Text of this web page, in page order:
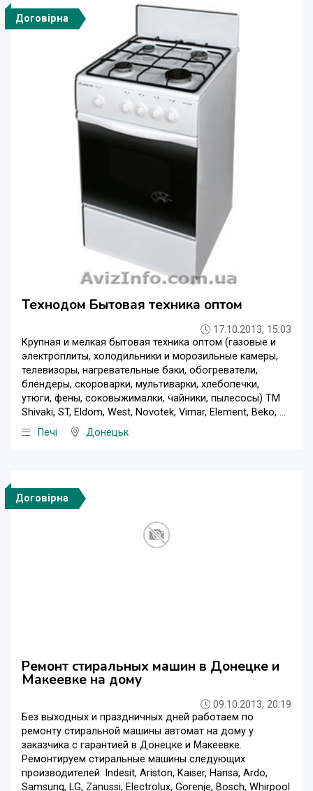
Договірна
Технодом Бытовая техника оптом
17.10.2013, 15:03
Крупная и мелкая бытовая техника оптом (газовые и
электроплиты, холодильники и морозильные камеры,
телевизоры, нагревательные баки, обогреватели,
блендеры, скороварки, мультиварки, хлебопечки,
утюги, фены, соковыжималки, чайники, пылесосы) ТМ
Shivaki, ST, Eldom, West, Novotek, Vimar, Element, Beko, ...
Печі
Донецьк
Договірна
Ремонт стиральных машин в Донецке и
Макеевке на дому
09.10.2013, 20:19
Без выходных и праздничных дней работаем по
ремонту стиральной машины автомат на дому у
заказчика с гарантией в Донецке и Макеевке.
Ремонтируем стиральные машины следующих
производителей: Indesit, Ariston, Kaiser, Hansa, Ardo,
Samsung, LG, Zanussi, Electrolux, Gorenje, Bosch, Whirpool